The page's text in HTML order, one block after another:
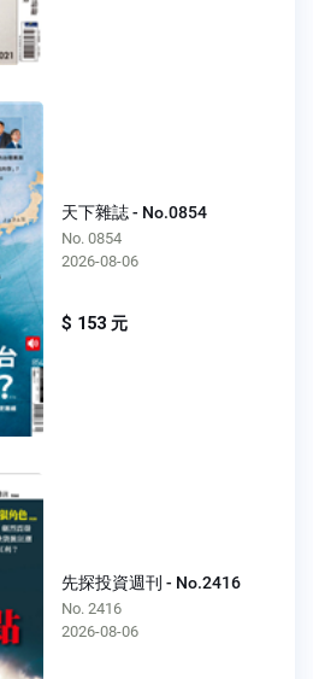
天下雜誌 - No.0854
No. 0854
2026-08-06
$ 153 元
先探投資週刊 - No.2416
No. 2416
2026-08-06